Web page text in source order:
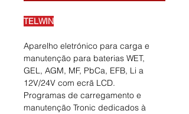
TELWIN
Aparelho eletrónico para carga e
manutenção para baterias WET,
GEL, AGM, MF, PbCa, EFB, Li a
12V/24V com ecrã LCD.
Programas de carregamento e
manutenção Tronic dedicados à